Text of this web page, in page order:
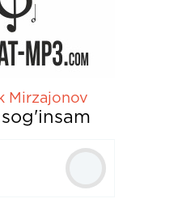
Mirzajonov